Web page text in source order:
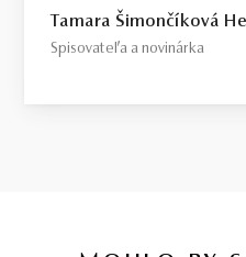
Tamara Šimončíková
Spisovateľa a novinárka